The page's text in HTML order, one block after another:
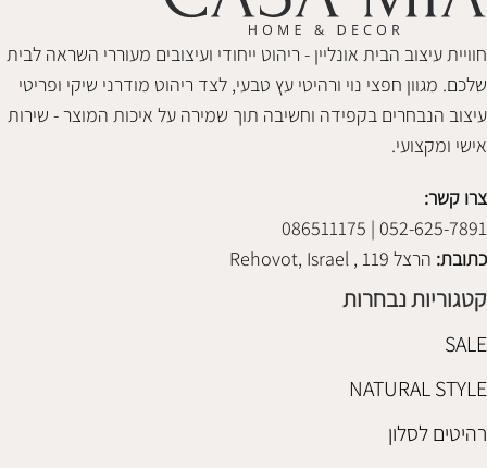
חוויית עיצוב הבית אונליין - ריהוט ייחודי ועיצובים מעוררי השראה לבית
שלכם. מגוון חפצי נוי ורהיטי עץ טבעי, לצד ריהוט מודרני שיקי ופריטי
עיצוב הנבחרים בקפידה וחשיבה תוך שמירה על איכות המוצר - שירות
אישי ומקצועי.
צרו קשר:
052-625-7891 | 086511175
כתובת: הרצל 119 , Rehovot, Israel
קטגוריות נבחרות
SALE
NATURAL STYLE
רהיטים לסלון